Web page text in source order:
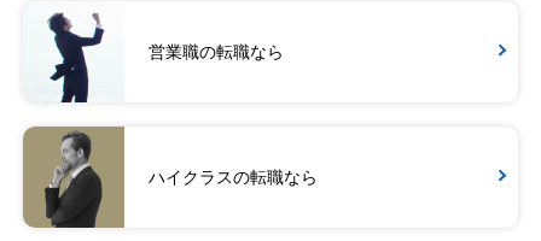
営業職の転職なら
ハイクラスの転職なら